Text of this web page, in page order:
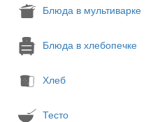
Блюда в мультиварке
Блюда в хлебопечке
Хлеб
Тесто